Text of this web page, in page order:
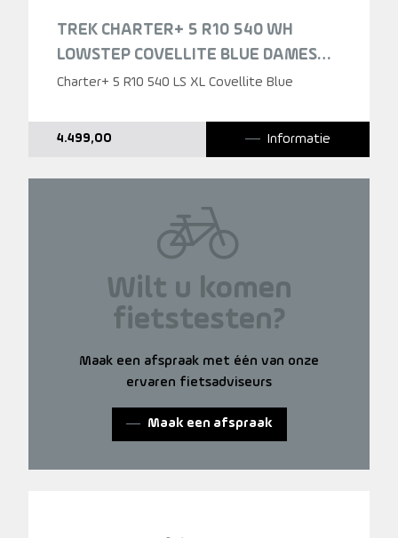
TREK CHARTER+ 5 R10 540 WH
LOWSTEP COVELLITE BLUE DAMES
2026
Charter+ 5 R10 540 LS XL Covellite Blue
4.499,00 Informatie
Wilt u komen
fietstesten?
Maak een afspraak met één van onze
ervaren fietsadviseurs
Maak een afspraak